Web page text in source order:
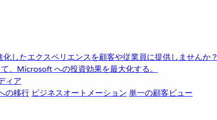
したエクスペリエンスを顧客や従業員に提供しませんか？
、Microsoft への投資効果を最大化する。
ィア
の移行 ビジネスオートメーション 単一の顧客ビュー